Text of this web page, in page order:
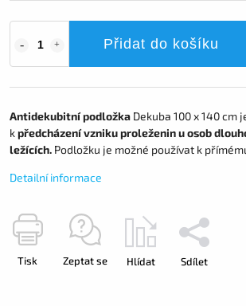
Přidat do košíku
Antidekubitní podložka Dekuba 100 x 140 cm
kpředcházení vzniku proleženin u osob
ležících. Podložku je možné používat k
Detailní informace
Tisk Zeptat se Hlídat Sdílet